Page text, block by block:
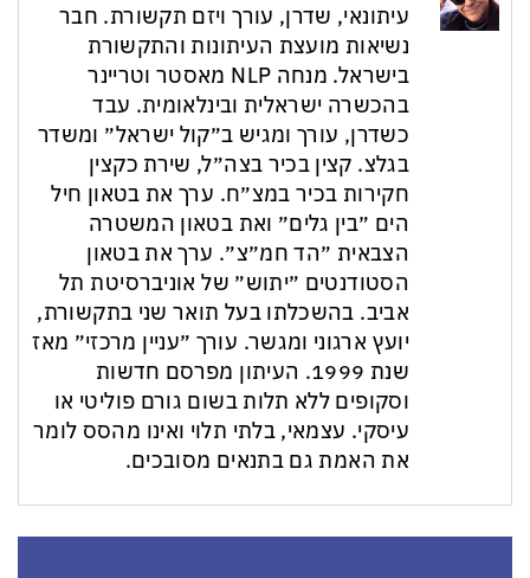
עיתונאי, שדרן, עורך ויזם תקשורת. חבר
נשיאות מועצת העיתונות והתקשורת
בישראל. מנחה NLP מאסטר וטריינר
בהכשרה ישראלית ובינלאומית. עבד
כשדרן, עורך ומגיש ב״קול ישראל״ ומשדר
בגלצ. קצין בכיר בצה״ל, שירת כקצין
חקירות בכיר במצ״ח. ערך את בטאון חיל
הים ״בין גלים״ ואת בטאון המשטרה
הצבאית ״הד חמ״צ״. ערך את בטאון
הסטודנטים ״יתוש״ של אוניברסיטת תל
אביב. בהשכלתו בעל תואר שני בתקשורת,
יועץ ארגוני ומגשר. עורך ״עניין מרכזי״ מאז
שנת 1999. העיתון מפרסם חדשות
וסקופים ללא תלות בשום גורם פוליטי או
עיסקי. עצמאי, בלתי תלוי ואינו מהסס לומר
את האמת גם בתנאים מסובכים.